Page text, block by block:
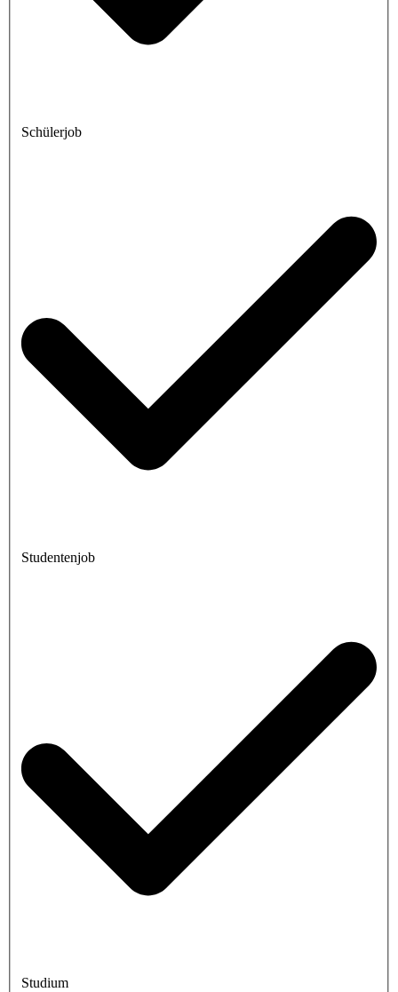
Schülerjob
Studentenjob
Studium